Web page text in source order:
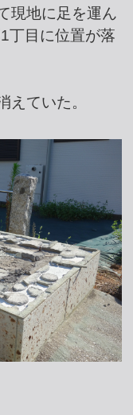
現地に足を運ん
丁目に位置が落
えていた。